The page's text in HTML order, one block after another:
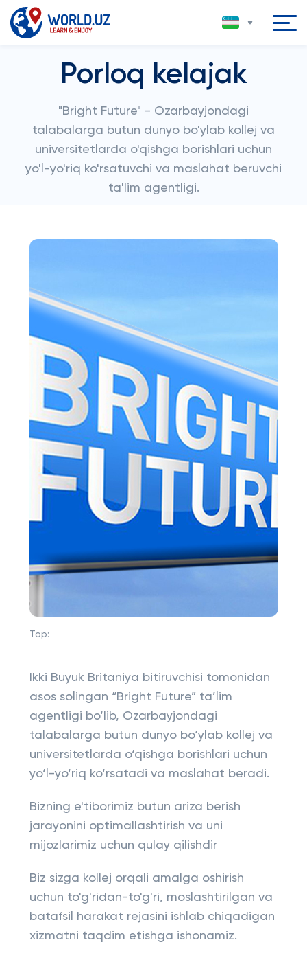
Porloq kelajak
"Bright Future" - Ozarbayjondagi
talabalarga butun dunyo bo'ylab kollej va
universitetlarda o'qishga borishlari uchun
yo'l-yo'riq ko'rsatuvchi va maslahat beruvchi
ta'lim agentligi.
Top:
Ikki Buyuk Britaniya bitiruvchisi tomonidan
asos solingan “Bright Future” ta’lim
agentligi bo‘lib, Ozarbayjondagi
talabalarga butun dunyo bo‘ylab kollej va
universitetlarda o‘qishga borishlari uchun
yo‘l-yo‘riq ko‘rsatadi va maslahat beradi.
Bizning e'tiborimiz butun ariza berish
jarayonini optimallashtirish va uni
mijozlarimiz uchun qulay qilishdir
Biz sizga kollej orqali amalga oshirish
uchun to'g'ridan-to'g'ri, moslashtirilgan va
batafsil harakat rejasini ishlab chiqadigan
xizmatni taqdim etishga ishonamiz.